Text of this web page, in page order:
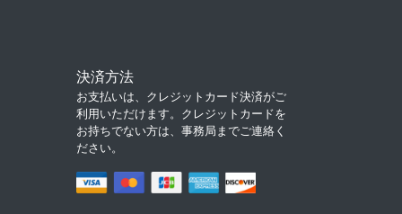
決済方法
お支払いは、クレジットカード決済がご
利用いただけます。クレジットカードを
お持ちでない方は、事務局までご連絡く
ださい。